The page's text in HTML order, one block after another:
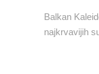
Balkan
najkrvavijih